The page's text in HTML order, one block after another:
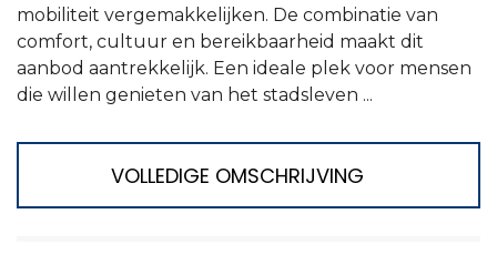
mobiliteit vergemakkelijken. De combinatie van
comfort, cultuur en bereikbaarheid maakt dit
aanbod aantrekkelijk. Een ideale plek voor mensen
die willen genieten van het stadsleven ...
VOLLEDIGE OMSCHRIJVING